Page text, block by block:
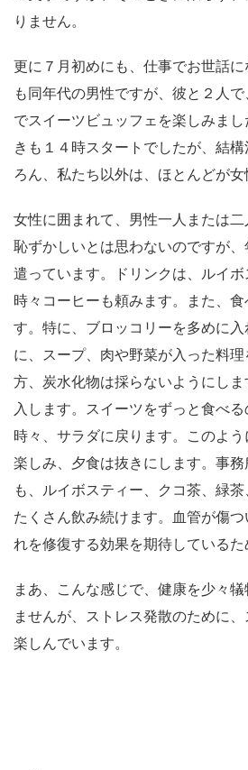
りません。
更に７月初めにも、仕事でお世話
も同年代の男性ですが、彼と２人
でスイーツビュッフェを楽しみま
きも１４時スタートでしたが、結
ろん、私たち以外は、ほとんどが女
女性に囲まれて、男性一人または
恥ずかしいとは思わないのですが
遣っています。ドリンクは、ルイボ
時々コーヒーも頼みます。また、
す。特に、ブロッコリーを多めに
に、スープ、肉や野菜が入った料
方、炭水化物は採らないようにし
入します。スイーツをずっと食べる
時々、サラダに戻ります。このよ
楽しみ、夕食は抜きにします。事
も、ルイボスティー、クコ茶、緑
たくさん飲み続けます。血管が傷
れを修復する効果を期待しているた
まあ、こんな感じで、健康を少々
ませんが、ストレス発散のために
楽しんでいます。